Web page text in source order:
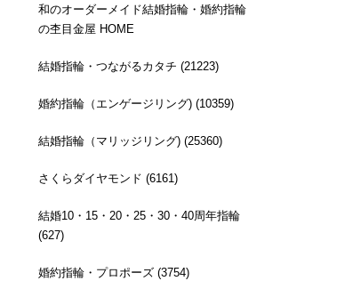
和のオーダーメイド結婚指輪・婚約指輪
の杢目金屋 HOME
結婚指輪・つながるカタチ (21223)
婚約指輪（エンゲージリング) (10359)
結婚指輪（マリッジリング) (25360)
さくらダイヤモンド (6161)
結婚10・15・20・25・30・40周年指輪
(627)
婚約指輪・プロポーズ (3754)